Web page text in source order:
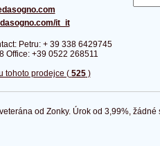
it_it
Petru: + 39 338 6429745
Office: +39 0522 268511
tohoto prodejce ( 525)
od Zonky. Úrok od 3,99%, žádné